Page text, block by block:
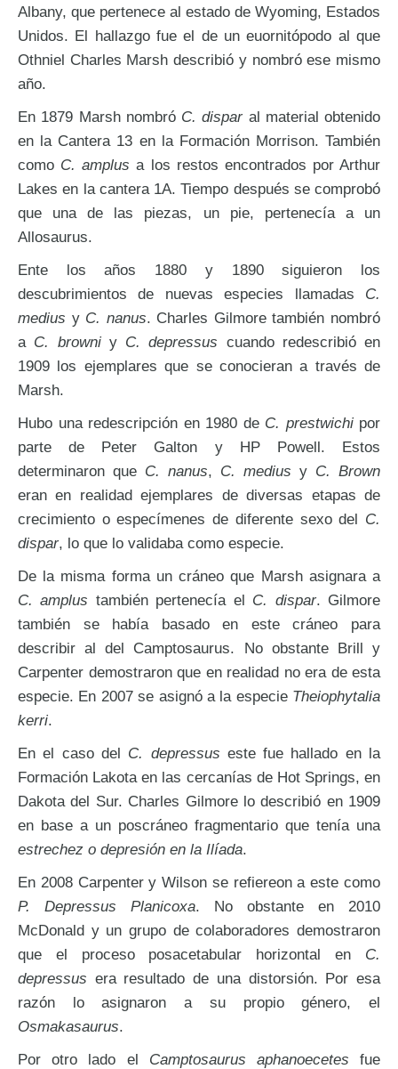
Albany, que pertenece al estado de Wyoming, Estados
Unidos. El hallazgo fue el de un euornitópodo al que
Othniel Charles Marsh describió y nombró ese mismo
año.
En 1879 Marsh nombró C. disparal material obtenido
en la Cantera 13 en la Formación Morrison. También
como C. amplusa los restos encontrados por Arthur
Lakes en la cantera 1A. Tiempo después se comprobó
que una de las piezas, un pie, pertenecía a un
Allosaurus.
Ente los años 1880 y 1890 siguieron los
descubrimientos de nuevas especies llamadas C.
medius y C. nanus. Charles Gilmore también nombró
a C. browni y C. depressus cuando redescribió en
1909 los ejemplares que se conocieran a través de
Marsh.
Hubo una redescripción en 1980 de C. prestwichi por
parte de Peter Galton y HP Powell. Estos
determinaron que C. nanus, C. medius y C. Brown
eran en realidad ejemplares de diversas etapas de
crecimiento o especímenes de diferente sexo del C.
dispar, lo que lo validaba como especie.
De la misma forma un cráneo que Marsh asignara a
C. amplus también pertenecía el C. dispar. Gilmore
también se había basado en este cráneo para
describir al del Camptosaurus. No obstante Brill y
Carpenter demostraron que en realidad no era de esta
especie. En 2007 se asignó a la especie Theiophytalia
kerri.
En el caso del C. depressus este fue hallado en la
Formación Lakota en las cercanías de Hot Springs, en
Dakota del Sur. Charles Gilmore lo describió en 1909
en base a un poscráneo fragmentario que tenía una
estrechez o depresión en la Ilíada.
En 2008 Carpenter y Wilson se refiereon a este como
P. Depressus Planicoxa. No obstante en 2010
McDonald y un grupo de colaboradores demostraron
que el proceso posacetabular horizontal en C.
depressus era resultado de una distorsión. Por esa
razón lo asignaron a su propio género, el
Osmakasaurus.
Por otro lado el Camptosaurus aphanoecetes fue